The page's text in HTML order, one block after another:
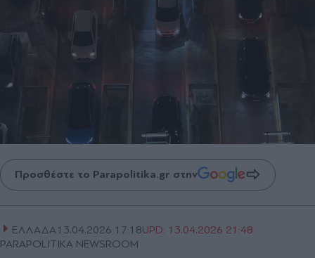
Προσθέστε το Parapolitika.gr στην
ΕΛΛΑΔΑ13.04.2026 17:18UPD: 13.04.2026 21:48
PARAPOLITIKA NEWSROOM